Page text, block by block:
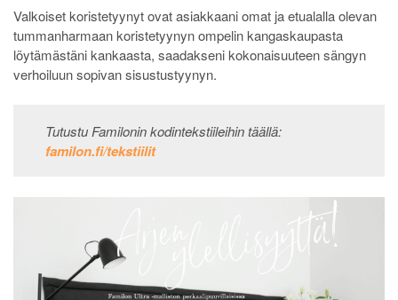
Valkoiset koristetyynyt ovat asiakkaani omat ja etualalla olevan
tummanharmaan koristetyynyn ompelin kangaskaupasta
löytämästäni kankaasta, saadakseni kokonaisuuteen sängyn
verhoiluun sopivan sisustustyynyn.
Tutustu Familonin kodintekstiileihin täällä:
familon.fi/tekstiilit